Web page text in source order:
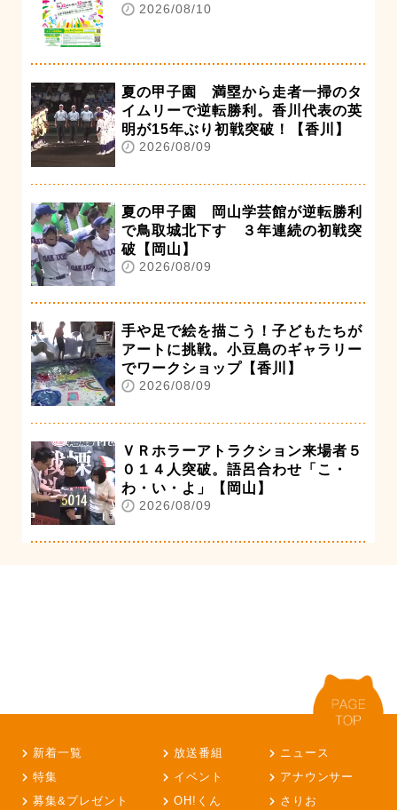
2026/08/10
夏の甲子園 満塁から走者一掃のタ
イムリーで逆転勝利。香川代表の英
明が15年ぶり初戦突破！【香川】
2026/08/09
夏の甲子園 岡山学芸館が逆転勝利
で鳥取城北下す ３年連続の初戦突
破【岡山】
2026/08/09
手や足で絵を描こう！子どもたちが
アートに挑戦。小豆島のギャラリー
でワークショップ【香川】
2026/08/09
ＶＲホラーアトラクション来場者５
０１４人突破。語呂合わせ「こ・
わ・い・よ」【岡山】
2026/08/09
新着一覧 放送番組
ニュース
特集
イベント
アナウンサー
募集&プレゼント
OH!くん さりお